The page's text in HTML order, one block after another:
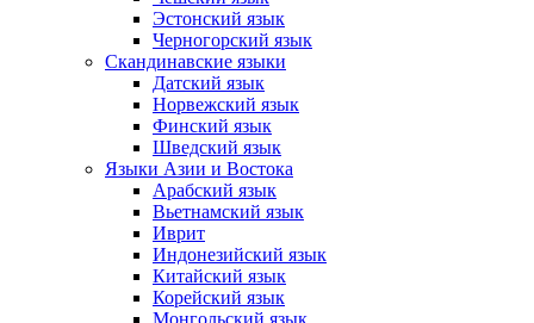
Эстонский язык
Черногорский язык
Скандинавские языки
Датский язык
Норвежский язык
Финский язык
Шведский язык
Языки Азии и Востока
Арабский язык
Вьетнамский язык
Иврит
Индонезийский язык
Китайский язык
Корейский язык
Монгольский язык